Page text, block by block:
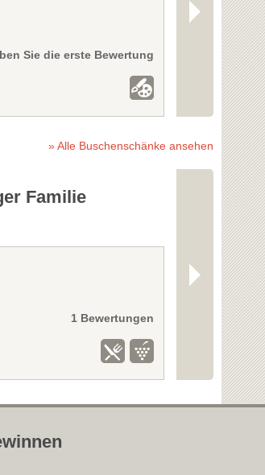
Sie die erste Bewertung
2070 Retz
Bezirk:
INFOS
» Alle Buschenschänke ansehen
Familie
1 Bewertungen
Weingut
3741 Pulkau
Bezirk:
INFOS